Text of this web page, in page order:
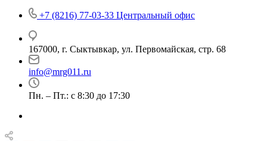
+7 (8216) 77-03-33 Центральный офис
167000, г. Сыктывкар, ул. Первомайская, стр. 68
info@mrg011.ru
Пн. – Пт.: с 8:30 до 17:30